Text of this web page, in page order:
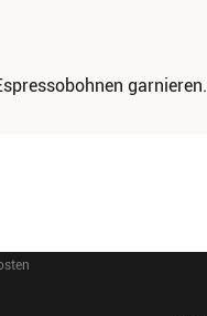
garnieren.